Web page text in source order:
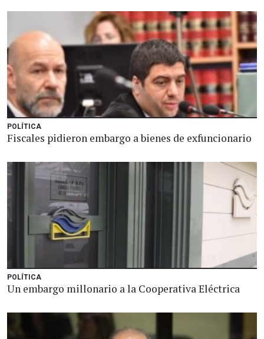
POLÍTICA
Fiscales pidieron embargo a bienes de exfuncionario
POLÍTICA
Un embargo millonario a la Cooperativa Eléctrica